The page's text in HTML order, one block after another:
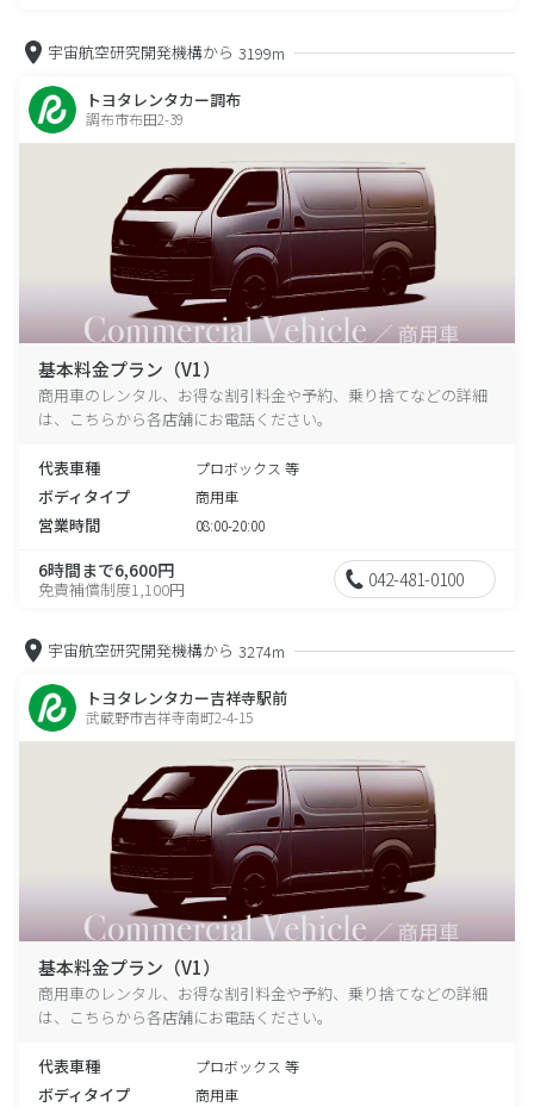
宇宙航空研究開発機構から 3199m
トヨタレンタカー調布
調布市布田2-39
基本料金プラン（V1）
商用車のレンタル、お得な割引料金や予約、乗り捨てなどの詳細
は、こちらから各店舗にお電話ください。
代表車種 プロボックス 等
ボディタイプ 商用車
営業時間 08:00-20:00
6時間まで6,600円
免責補償制度1,100円 042-481-0100
宇宙航空研究開発機構から 3274m
トヨタレンタカー吉祥寺駅前
武蔵野市吉祥寺南町2-4-15
基本料金プラン（V1）
商用車のレンタル、お得な割引料金や予約、乗り捨てなどの詳細
は、こちらから各店舗にお電話ください。
代表車種 プロボックス 等
ボディタイプ 商用車